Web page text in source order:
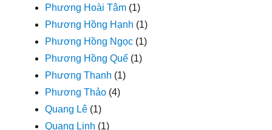
Phương Hoài Tâm (1)
Phương Hồng Hạnh (1)
Phương Hồng Ngọc (1)
Phương Hồng Quế (1)
Phương Thanh (1)
Phương Thảo (4)
Quang Lê (1)
Quang Linh (1)